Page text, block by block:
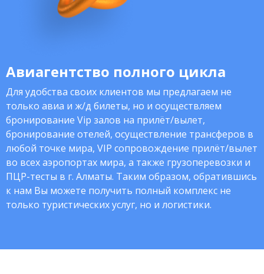
Авиагентство полного цикла
Для удобства своих клиентов мы предлагаем не
только авиа и ж/д билеты, но и осуществляем
бронирование Vip залов на прилёт/вылет,
бронирование отелей, осуществление трансферов в
любой точке мира, VIP сопровождение прилёт/вылет
во всех аэропортах мира, а также грузоперевозки и
ПЦР-тесты в г. Алматы. Таким образом, обратившись
к нам Вы можете получить полный комплекс не
только туристических услуг, но и логистики.